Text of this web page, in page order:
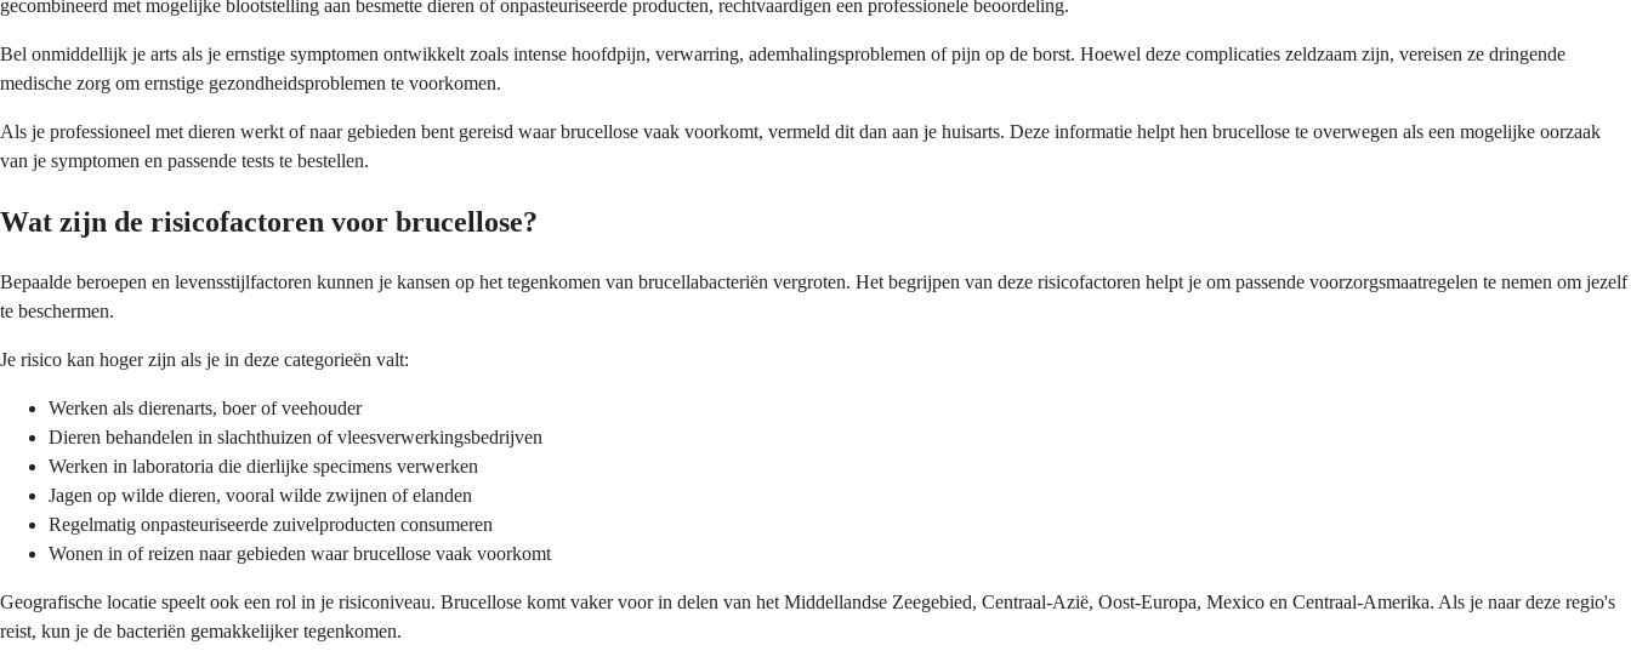
gecombineerd met mogelijke blootstelling aan besmette dieren of onpasteuriseerde producten, rechtvaardigen een professionele beoordeling.
Bel onmiddellijk je arts als je ernstige symptomen ontwikkelt zoals intense hoofdpijn, verwarring, ademhalingsproblemen of pijn op de borst. Hoewel deze complicaties zeldzaam zijn, vereisen ze dringende
medische zorg om ernstige gezondheidsproblemen te voorkomen.
Als je professioneel met dieren werkt of naar gebieden bent gereisd waar brucellose vaak voorkomt, vermeld dit dan aan je huisarts. Deze informatie helpt hen brucellose te overwegen als een mogelijke oorzaak
van je symptomen en passende tests te bestellen.
Wat zijn de risicofactoren voor brucellose?
Bepaalde beroepen en levensstijlfactoren kunnen je kansen op het tegenkomen van brucellabacteriën vergroten. Het begrijpen van deze risicofactoren helpt je om passende voorzorgsmaatregelen te nemen om jezelf
te beschermen.
Je risico kan hoger zijn als je in deze categorieën valt:
Werken als dierenarts, boer of veehouder
Dieren behandelen in slachthuizen of vleesverwerkingsbedrijven
Werken in laboratoria die dierlijke specimens verwerken
Jagen op wilde dieren, vooral wilde zwijnen of elanden
Regelmatig onpasteuriseerde zuivelproducten consumeren
Wonen in of reizen naar gebieden waar brucellose vaak voorkomt
Geografische locatie speelt ook een rol in je risiconiveau. Brucellose komt vaker voor in delen van het Middellandse Zeegebied, Centraal-Azië, Oost-Europa, Mexico en Centraal-Amerika. Als je naar deze regio's
reist, kun je de bacteriën gemakkelijker tegenkomen.